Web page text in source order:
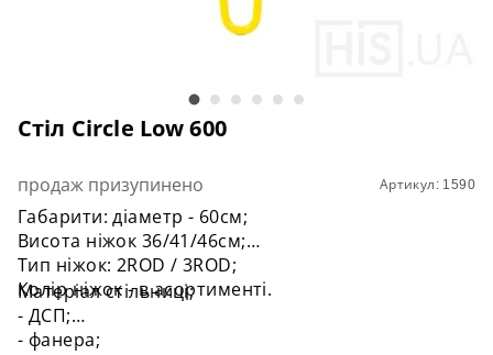
Стіл Circle Low 600
Артикул: 1590
продаж призупинено
Габарити: діаметр - 60см;
Висота ніжок 36/41/46см;
Тип ніжок: 2ROD / 3ROD;
Колір ніжок - в асортименті.
Матеріал стільниці;
- ДСП;
- фанера;